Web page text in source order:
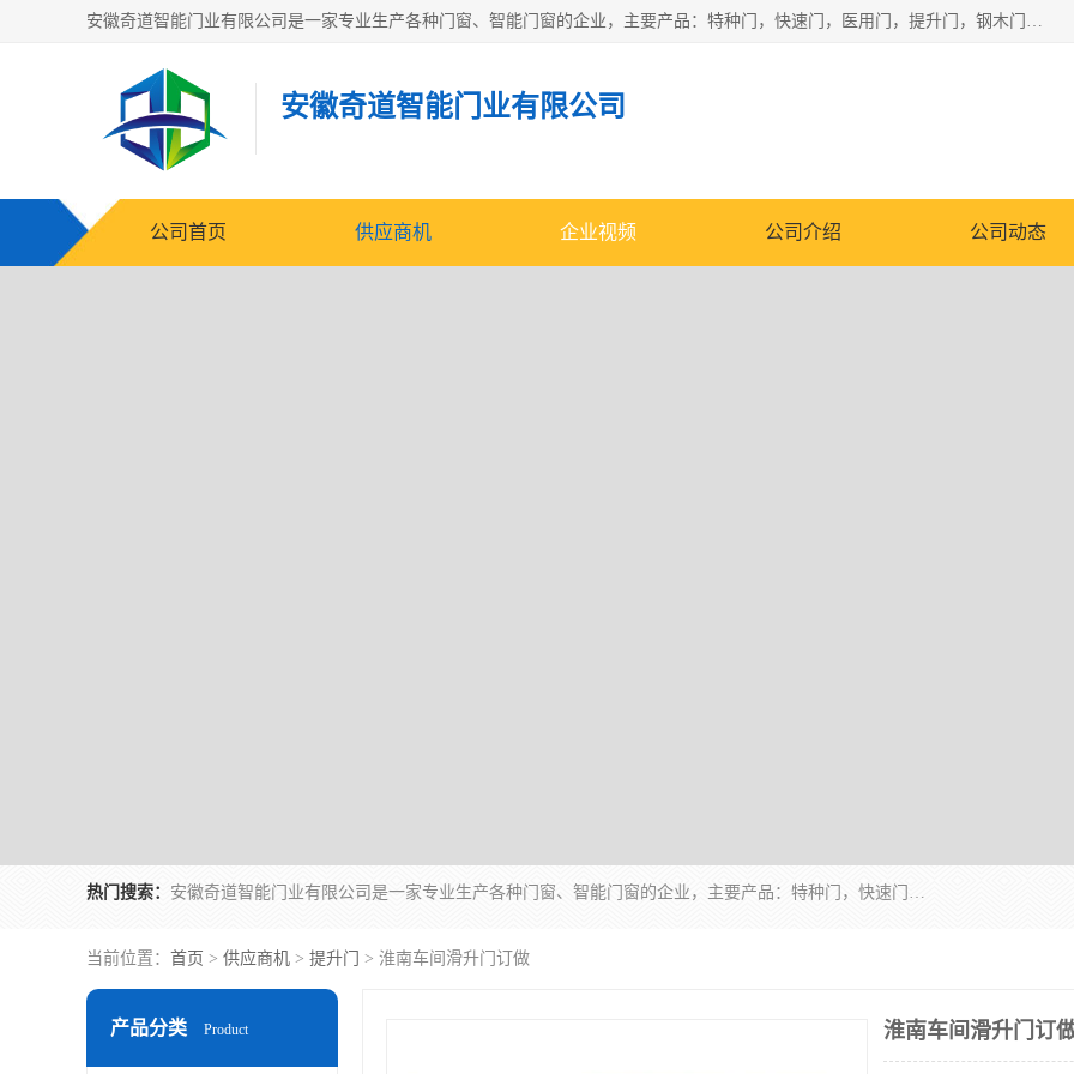
安徽奇道智能门业有限公司是一家专业生产各种门窗、智能门窗的企业，主要产品：特种门，快速门，医用门，提升门，钢木门，智能道闸，钢大门，平移门，卷帘门，保温门，钢制自由门，防火门等，欢迎前来咨询采购。
安徽奇道智能门业有限公司
公司首页 供应商机 企业视频 公司介绍 公司动态
热门搜索： 安徽奇道智能门业有限公司是一家专业生产各种门窗、智能门窗的企业，主要产品：特种门，快速门，医用门，提升门，钢木门，智能道闸，钢大门，平移门，卷帘门，保温门，钢制自由门，防火门等，欢迎前来咨询采购。
当前位置： 首页 > 供应商机 > 提升门 > 淮南车间滑升门订做
产品分类 Product 淮南车间滑升门订